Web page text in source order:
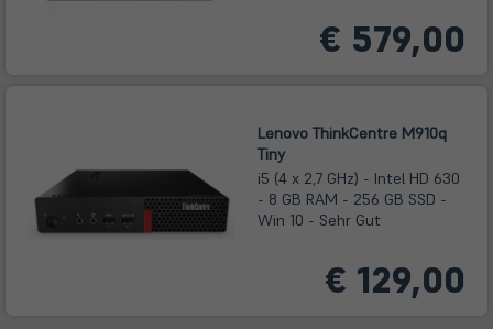
€ 579,00
Lenovo ThinkCentre M910q
Tiny
i5 (4 x 2,7 GHz) - Intel HD 630
- 8 GB RAM - 256 GB SSD -
Win 10 - Sehr Gut
€ 129,00